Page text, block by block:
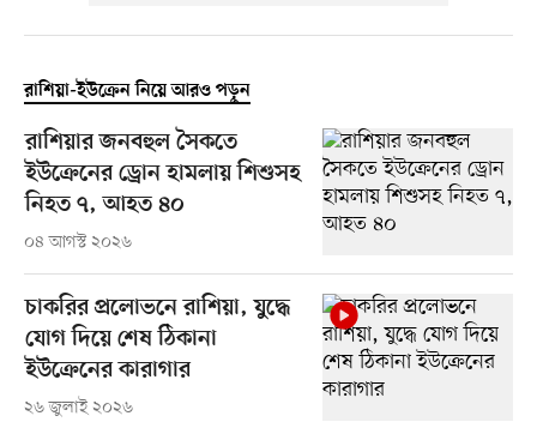
রাশিয়া-ইউক্রেন নিয়ে আরও পড়ুন
রাশিয়ার জনবহুল সৈকতে
ইউক্রেনের ড্রোন হামলায় শিশুসহ
নিহত ৭, আহত ৪০
০৪ আগস্ট ২০২৬
চাকরির প্রলোভনে রাশিয়া, যুদ্ধে
যোগ দিয়ে শেষ ঠিকানা
ইউক্রেনের কারাগার
২৬ জুলাই ২০২৬